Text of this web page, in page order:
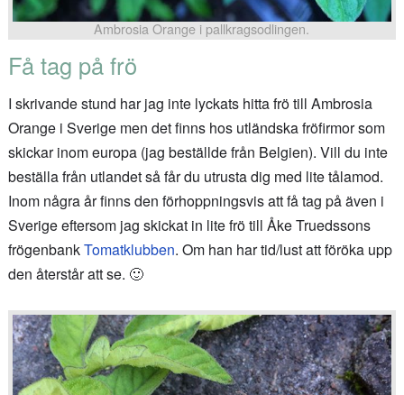
Ambrosia Orange i pallkragsodlingen.
Få tag på frö
I skrivande stund har jag inte lyckats hitta frö till Ambrosia
Orange i Sverige men det finns hos utländska fröfirmor som
skickar inom europa (jag beställde från Belgien). Vill du inte
beställa från utlandet så får du utrusta dig med lite tålamod.
Inom några år finns den förhoppningsvis att få tag på även i
Sverige eftersom jag skickat in lite frö till Åke Truedssons
frögenbankTomatklubben. Om han har tid/lust att föröka upp
den återstår att se. 🙂